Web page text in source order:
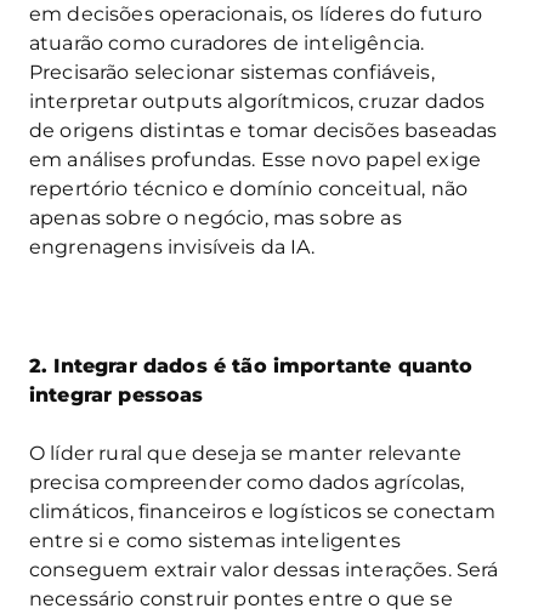
em decisões operacionais, os líderes do futuro
atuarão como curadores de inteligência.
Precisarão selecionar sistemas confiáveis,
interpretar outputs algorítmicos, cruzar dados
de origens distintas e tomar decisões baseadas
em análises profundas. Esse novo papel exige
repertório técnico e domínio conceitual, não
apenas sobre o negócio, mas sobre as
engrenagens invisíveis da IA.
2. Integrar dados é tão importante quanto
integrar pessoas
O líder rural que deseja se manter relevante
precisa compreender como dados agrícolas,
climáticos, financeiros e logísticos se conectam
entre si e como sistemas inteligentes
conseguem extrair valor dessas interações. Será
necessário construir pontes entre o que se